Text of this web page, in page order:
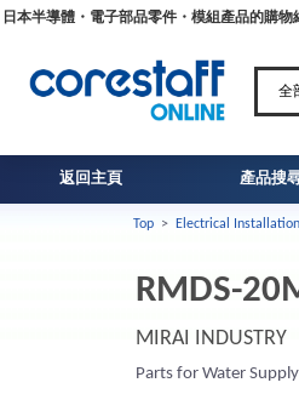
日本半導體・電子部品零件・模組產品的購物
返回主頁 產品搜
Top > Electrical
RMDS-
MIRAI INDUSTRY
Parts for Water